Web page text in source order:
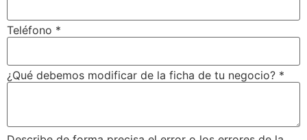
Teléfono *
¿Qué debemos modificar de la ficha de tu negocio? *